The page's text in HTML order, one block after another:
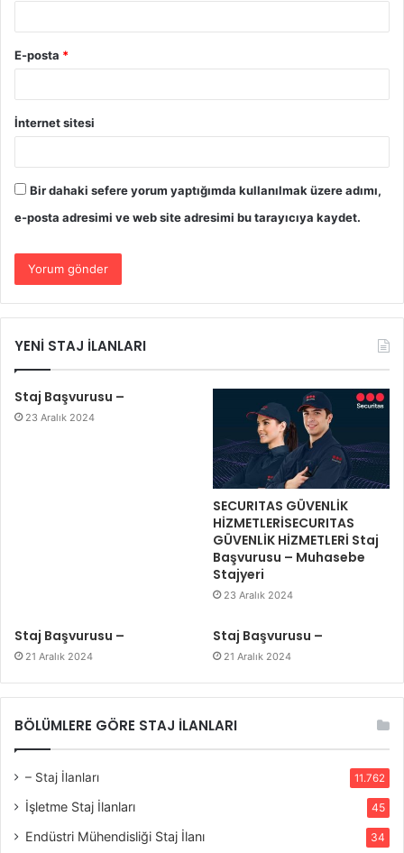
E-posta *
İnternet sitesi
Bir dahaki sefere yorum yaptığımda kullanılmak üzere adımı,
e-posta adresimi ve web site adresimi bu tarayıcıya kaydet.
YENİ STAJ İLANLARI
Staj Başvurusu –
23 Aralık 2024
SECURITAS GÜVENLİK
HİZMETLERİSECURITAS
GÜVENLİK HİZMETLERİ Staj
Başvurusu – Muhasebe
Stajyeri
23 Aralık 2024
Staj Başvurusu –
21 Aralık 2024
Staj Başvurusu –
21 Aralık 2024
BÖLÜMLERE GÖRE STAJ İLANLARI
– Staj İlanları 11.762
İşletme Staj İlanları 45
Endüstri Mühendisliği Staj İlanı 34